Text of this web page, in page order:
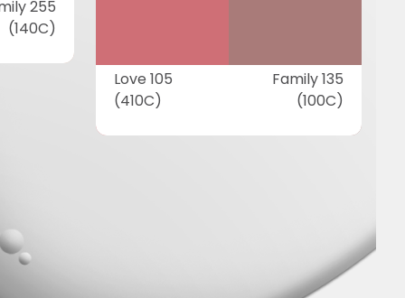
255
(140C)
Love 105
(410C)
Family 135
(100C)